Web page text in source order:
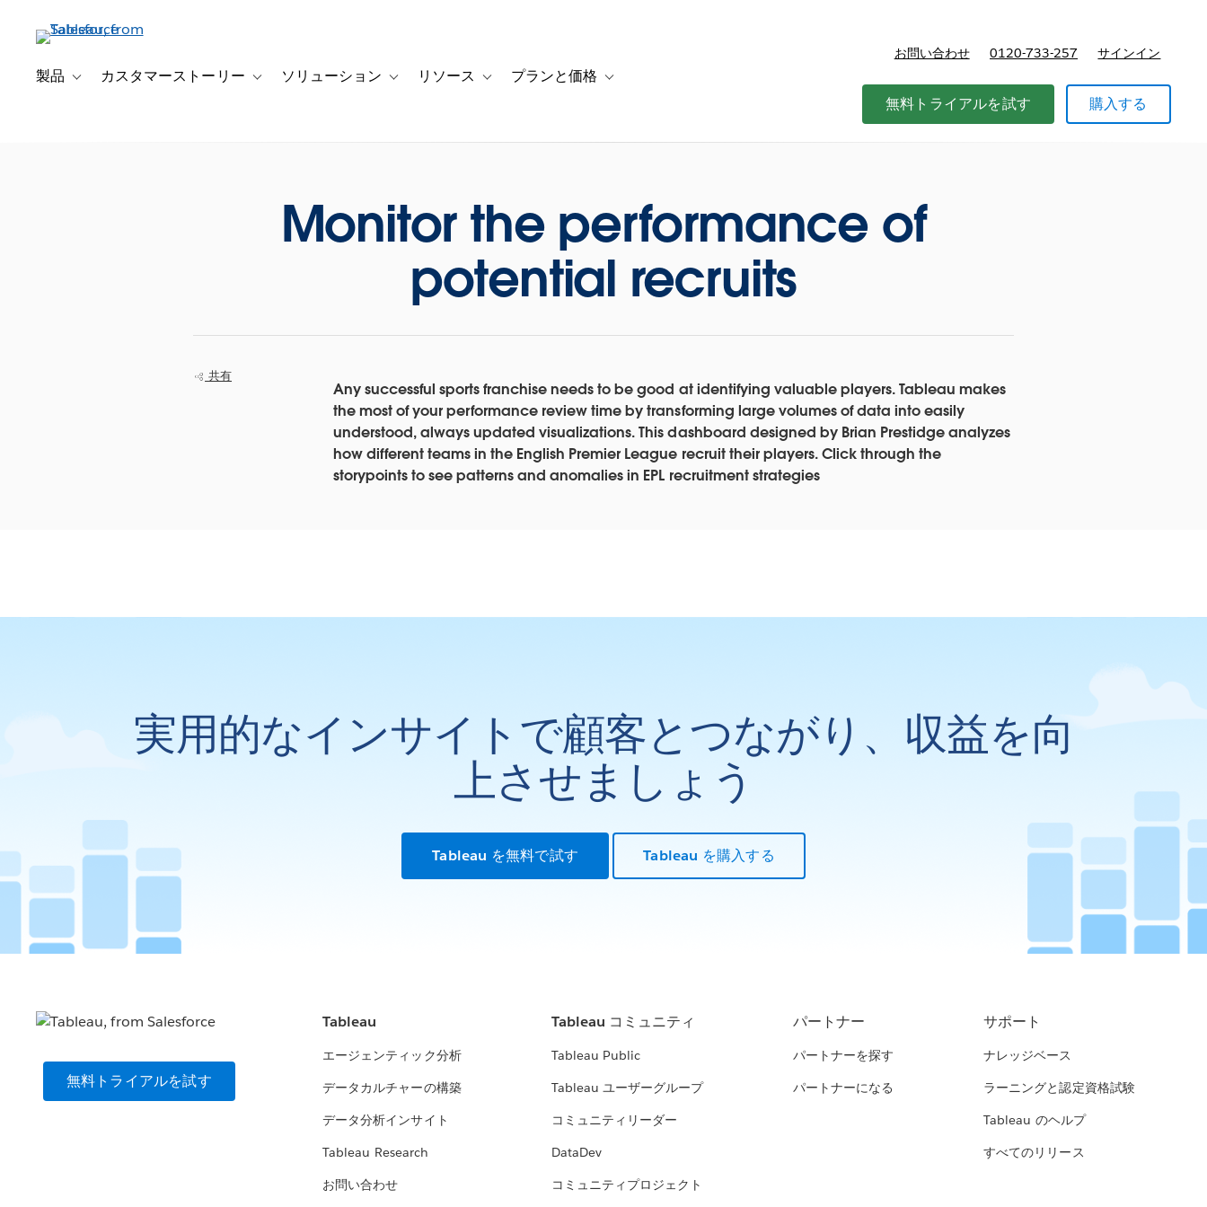
製品 Toggle sub-navigation for 製品
カスタマーストーリー Toggle sub-navigation for カスタマーストーリー
ソリューション Toggle sub-navigation for ソリューション
リソース Toggle sub-navigation for リソース
プランと価格 Toggle sub-navigation for プランと価格
お問い合わせ 0120-733-257 サインイン
無料トライアルを試す 購入する
Monitor the performance of
potential recruits
共有
Any successful sports franchise needs to be good at identifying valuable players. Tableau makes
the most of your performance review time by transforming large volumes of data into easily
understood, always updated visualizations. This dashboard designed by Brian Prestidge analyzes
how different teams in the English Premier League recruit their players. Click through the
storypoints to see patterns and anomalies in EPL recruitment strategies
実用的なインサイトで顧客とつながり、収益を向
上させましょう
Tableau を無料で試す Tableau を購入する
無料トライアルを試す
Tableau
エージェンティック分析
データカルチャーの構築
データ分析インサイト
Tableau Research
お問い合わせ
Tableau コミュニティ
Tableau Public
Tableau ユーザーグループ
コミュニティリーダー
DataDev
コミュニティプロジェクト
パートナー
パートナーを探す
パートナーになる
サポート
ナレッジベース
ラーニングと認定資格試験
Tableau のヘルプ
すべてのリリース